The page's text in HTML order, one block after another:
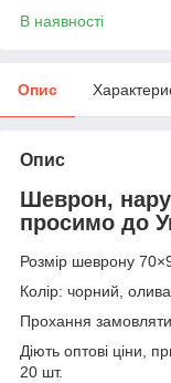
В наявності
Опис
Опис
Шеврон,
просимо до
Розмір шеврону
Колір: чорний,
Прохання замовляти
Діють оптові ціни,
20 шт.